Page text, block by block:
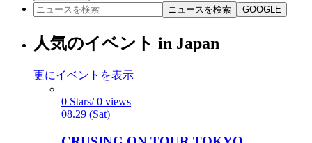
ニュースを検索
GOOGLE
人気のイベント in Japan
更にイベントを表示
0 Stars/ 0 views
08.29 (Sat)